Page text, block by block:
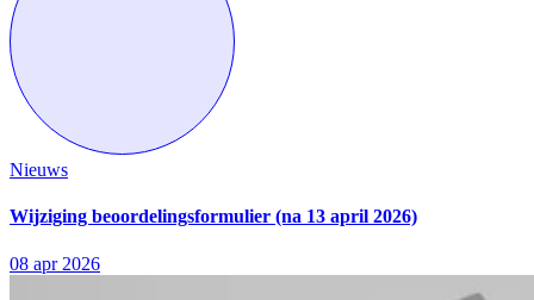
Nieuws
Wijziging beoordelingsformulier (na 13 april 2026)
08 apr 2026